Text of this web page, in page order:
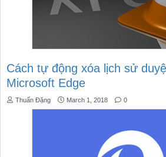
Cách tự động xóa lịch sử
Microsoft Edge
Thuấn Đặng March 1, 2018 0